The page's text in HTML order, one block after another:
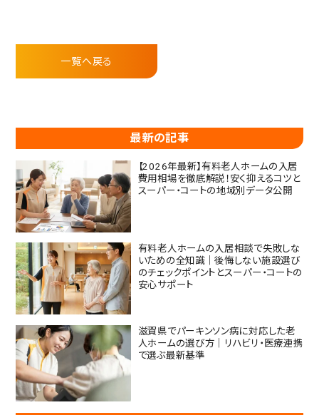
一覧へ戻る
最新の記事
【2026年最新】有料老人ホームの入居
費用相場を徹底解説！安く抑えるコツと
スーパー・コートの地域別データ公開
有料老人ホームの入居相談で失敗しな
いための全知識｜後悔しない施設選び
のチェックポイントとスーパー・コートの
安心サポート
滋賀県でパーキンソン病に対応した老
人ホームの選び方｜リハビリ・医療連携
で選ぶ最新基準